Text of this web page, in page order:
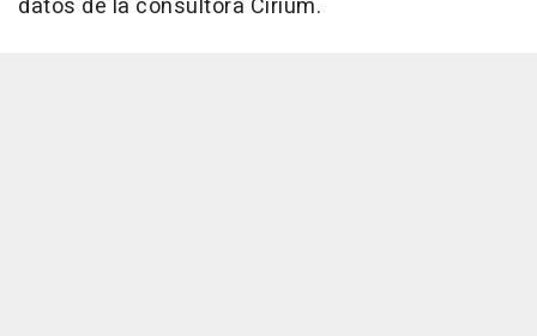
datos de la consultora Cirium.